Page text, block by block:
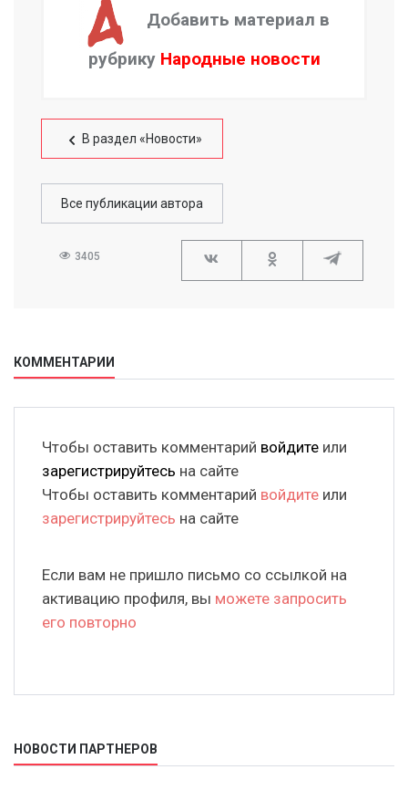
Добавить материал в
рубрику Народные новости
В раздел «Новости»
Все публикации автора
3405
КОММЕНТАРИИ
Чтобы оставить комментарий войдите или
зарегистрируйтесь на сайте
Чтобы оставить комментарий войдите или
зарегистрируйтесь на сайте
Если вам не пришло письмо со ссылкой на
активацию профиля, вы можете запросить
его повторно
НОВОСТИ ПАРТНЕРОВ